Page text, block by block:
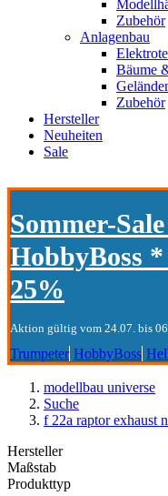
Zubehör
Anlagenbau
Bäume
Zubehör
Hersteller
Neuheiten
Sale
Sommer-
HobbyBoss
25%
Aktion gültig vom 24.07. bis
Trumpeter HobbyBoss
modellbau universe
Suche
f 22a raptor exhaust
Hersteller
Maßstab
Produkttyp